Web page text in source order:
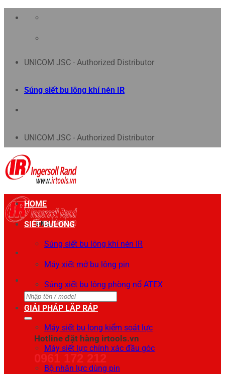
Chuyển
UNICOM JSC - Authorized Distributor
Súng siết bu lông khí nén IR
UNICOM JSC - Authorized Distributor
Tìm
kiếm:
Hotline đặt hàng irtools.vn
0961 172 212
HOME
SIẾT BULONG
Súng siết bu lông khí nén IR
Máy xiết mở bu lông pin
Súng xiết bu lông phòng nổ ATEX
GIẢI PHÁP LẮP RÁP
Máy siết bu long kiểm soát lực
Máy siết lực chính xác đầu góc
Bộ nhân lực dùng pin